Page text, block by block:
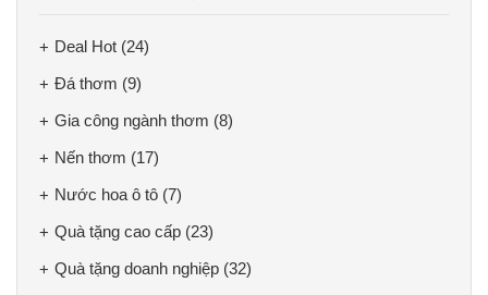
Deal Hot (24)
Đá thơm (9)
Gia công ngành thơm (8)
Nến thơm (17)
Nước hoa ô tô (7)
Quà tặng cao cấp (23)
Quà tặng doanh nghiệp (32)